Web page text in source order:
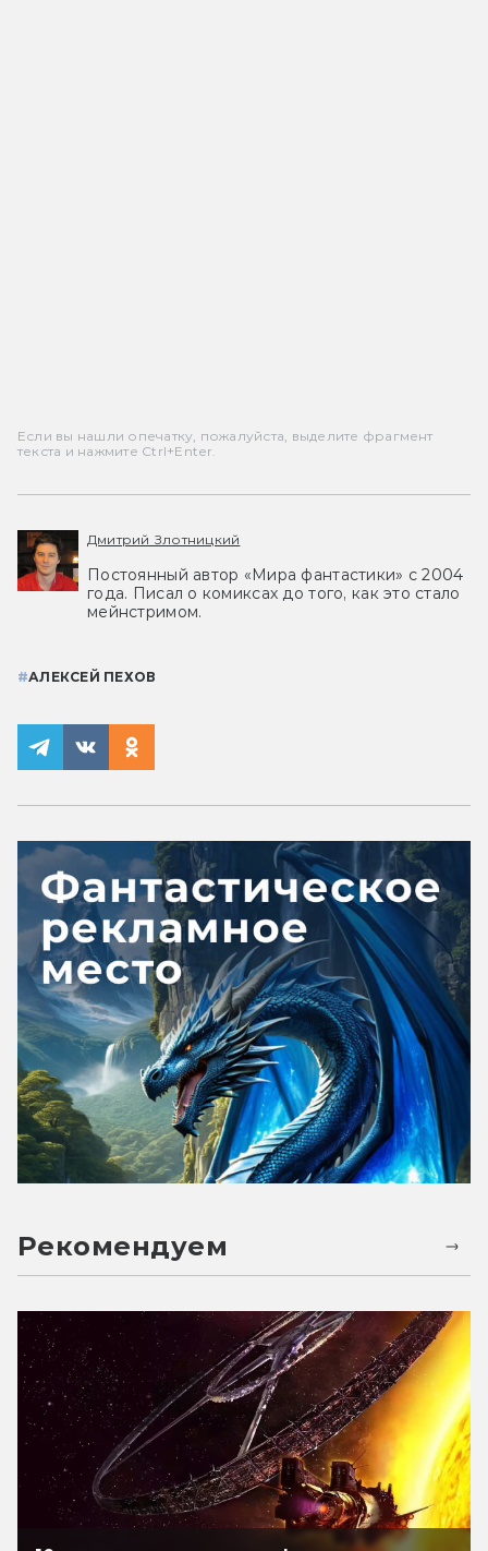
Если вы нашли опечатку, пожалуйста, выделите фрагмент
текста и нажмите Ctrl+Enter.
Дмитрий Злотницкий
Постоянный автор «Мира фантастики» с 2004
года. Писал о комиксах до того, как это стало
мейнстримом.
#АЛЕКСЕЙ ПЕХОВ
Рекомендуем